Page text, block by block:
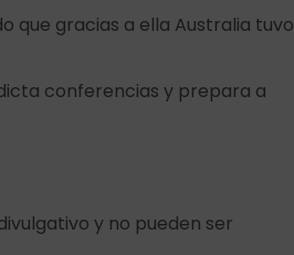
que gracias a ella Australia tuvo
conferencias y prepara a
y no pueden ser